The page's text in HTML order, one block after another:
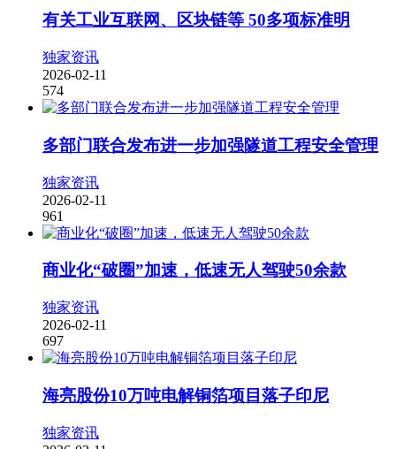
有关工业互联网、区块链等 50多项标准明
独家资讯
2026-02-11
574
多部门联合发布进一步加强隧道工程安全管理
独家资讯
2026-02-11
961
商业化“破圈”加速，低速无人驾驶50余款
独家资讯
2026-02-11
697
海亮股份10万吨电解铜箔项目落子印尼
独家资讯